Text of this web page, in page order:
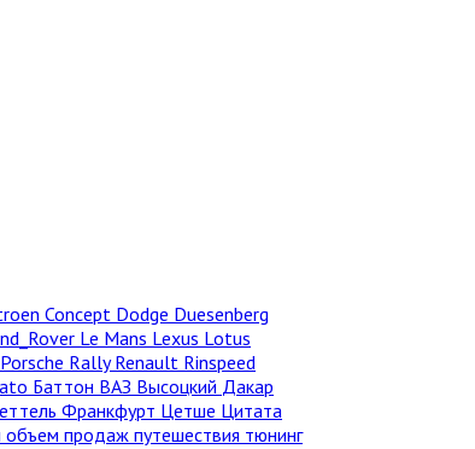
Concept Dodge Duesenberg
Le Mans Lexus Lotus
Porsche RallyRenault Rinspeed
Баттон ВАЗ Высоцкий Дакар
Франкфурт Цетше Цитата
объем продаж путешествия тюнинг